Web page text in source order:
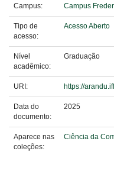
Campus: Campus
Tipo de
acesso:
Acesso Aberto
Nível
acadêmico:
Graduação
URI: https://
Data do
documento:
2025
Aparece nas
coleções:
Ciência da